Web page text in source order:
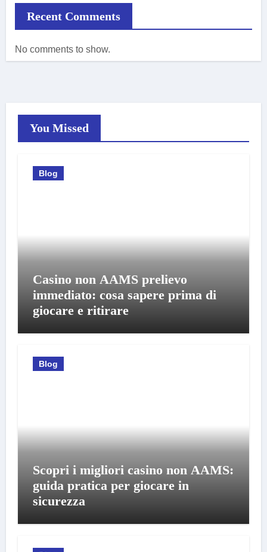
Recent Comments
No comments to show.
You Missed
Blog
Casino non AAMS prelievo
immediato: cosa sapere prima di
giocare e ritirare
Blog
Scopri i migliori casino non AAMS:
guida pratica per giocare in
sicurezza